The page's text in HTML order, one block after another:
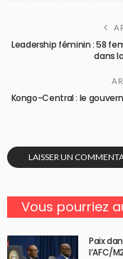
Leadership féminin : 58
dans
Kongo-Central : le
LAISSER UN
Vous pourriez
Paix
l’AFC/